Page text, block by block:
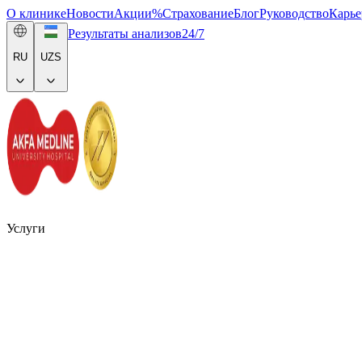
О клиникеНовостиАкции%СтрахованиеБлогРуководство
RU UZS
Результаты анализов24/7
Услуги